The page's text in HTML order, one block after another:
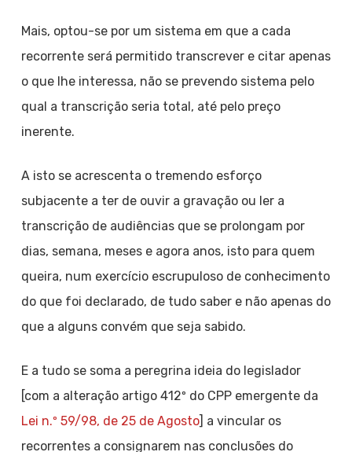
Mais, optou-se por um sistema em que a cada
recorrente será permitido transcrever e citar apenas
o que lhe interessa, não se prevendo sistema pelo
qual a transcrição seria total, até pelo preço
inerente.
A isto se acrescenta o tremendo esforço
subjacente a ter de ouvir a gravação ou ler a
transcrição de audiências que se prolongam por
dias, semana, meses e agora anos, isto para quem
queira, num exercício escrupuloso de conhecimento
do que foi declarado, de tudo saber e não apenas do
que a alguns convém que seja sabido.
E a tudo se soma a peregrina ideia do legislador
[com a alteração artigo 412º do CPP emergente da
Lei n.º 59/98, de 25 de Agosto] a vincular os
recorrentes a consignarem nas conclusões do